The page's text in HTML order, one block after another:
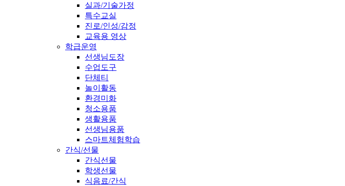
실과/기술가정
특수교실
진로/인성/감정
교육용 영상
학급운영
선생님도장
수업도구
단체티
놀이활동
환경미화
청소용품
생활용품
선생님용품
스마트체험학습
간식/선물
간식선물
학생선물
식음료/간식